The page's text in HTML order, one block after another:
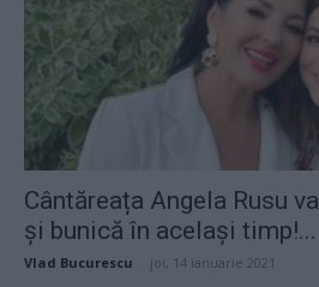
Cântăreața Angela Rusu
și bunică în același timp!...
Vlad Bucurescu joi, 14 ianuarie 2021